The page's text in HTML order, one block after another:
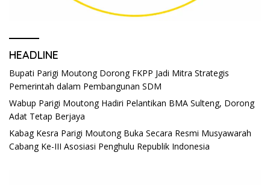
HEADLINE
Bupati Parigi Moutong Dorong FKPP Jadi Mitra Strategis
Pemerintah dalam Pembangunan SDM
Wabup Parigi Moutong Hadiri Pelantikan BMA Sulteng, Dorong
Adat Tetap Berjaya
Kabag Kesra Parigi Moutong Buka Secara Resmi Musyawarah
Cabang Ke-III Asosiasi Penghulu Republik Indonesia